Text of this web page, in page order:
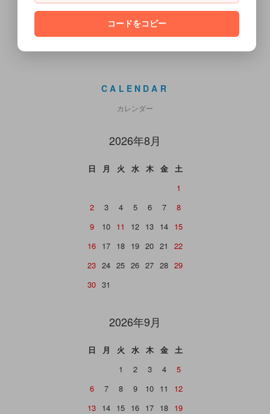
CALENDAR
カレンダー
2026年8月
日 月 火 水 木 金
土
1
2
3 4 5 6 7
8
9
10 11 12 13 14 15
16 17 18 19 20 21
22
23 24 25 26 27 28 29
30 31
2026年9月
日 月 火 水 木 金
土
1
2 3 4
5
6
7 8 9 10 11
12
13 14 15 16 17 18 19
コードをコピー